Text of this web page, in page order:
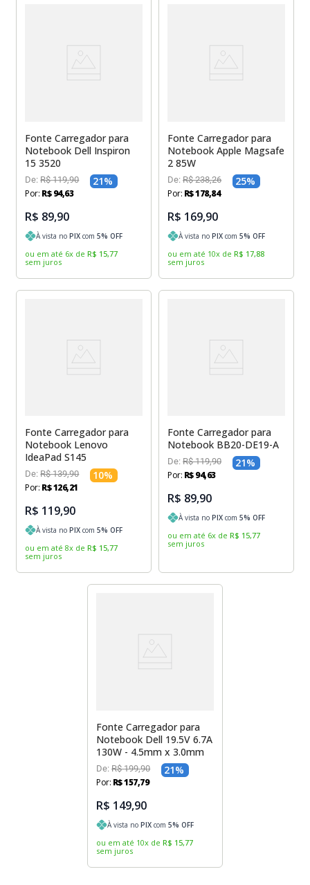
Fonte Carregador para
Notebook Dell Inspiron
15 3520
De:R$ 119,90 21%
Por: R$ 94,63
R$ 89,90
À vista noPIX com5% OFF
ou em até 6x de R$ 15,77
sem juros
Fonte Carregador para
Notebook Apple Magsafe
2 85W
De: R$ 238,26 25%
Por: R$178,84
R$ 169,90
À vista no PIX com 5% OFF
ou em até 10x de R$ 17,88
sem juros
Fonte Carregador para
Notebook Lenovo
IdeaPad S145
De:R$ 139,90 10%
Por: R$126,21
R$ 119,90
À vista noPIX com5% OFF
ou em até 8x de R$ 15,77
sem juros
Fonte Carregador para
Notebook BB20-DE19-A
De: R$ 119,90 21%
Por: R$94,63
R$ 89,90
À vista no PIX com 5% OFF
ou em até 6x de R$ 15,77
sem juros
Fonte Carregador para
Notebook Dell 19.5V 6.7A
130W - 4.5mm x 3.0mm
De:R$ 199,90 21%
Por: R$157,79
R$ 149,90
À vista noPIX com5% OFF
ou em até 10x de R$ 15,77
sem juros